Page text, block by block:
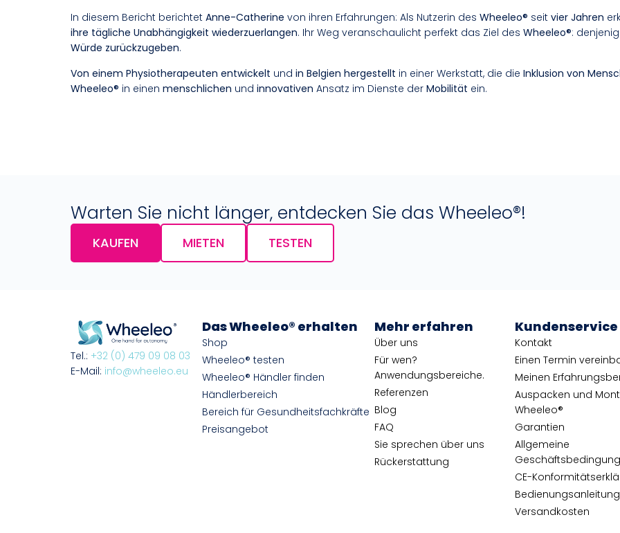
In diesem Bericht berichtet Anne-Catherine von ihren Erfahrungen: Als Nutzerin des Wheeleo® seit vier Jahren
ihre tägliche Unabhängigkeit wiederzuerlangen. Ihr Weg veranschaulicht perfekt das Ziel des Wheeleo®:
Würde zurückzugeben.
Von einem Physiotherapeuten entwickelt und in Belgien hergestellt in einer Werkstatt, die die Inklusion von
Wheeleo® in einen menschlichen und innovativen Ansatz im Dienste der Mobilität ein.
Warten Sie nicht länger, entdecken Sie das Wheeleo®!
KAUFEN MIETEN TESTEN
Tel.: +32 (0) 479 09 08 03
E-Mail: info@wheeleo.eu
Das Wheeleo® erhalten
Shop
Wheeleo® testen
Wheeleo® Händler finden
Händlerbereich
Bereich für Gesundheitsfachkräfte
Preisangebot
Mehr erfahren
Über uns
Für wen?
Anwendungsbereiche.
Referenzen
Blog
FAQ
Sie sprechen über uns
Rückerstattung
Kundenservice
Kontakt
Einen Termin
Meinen
Auspacken und
Wheeleo®
Garantien
Allgemeine
CE-
Bedienungsanleitung
Versandkosten